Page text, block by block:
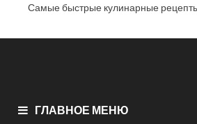
Самые быстрые кулинарные
ГЛАВНОЕ МЕНЮ